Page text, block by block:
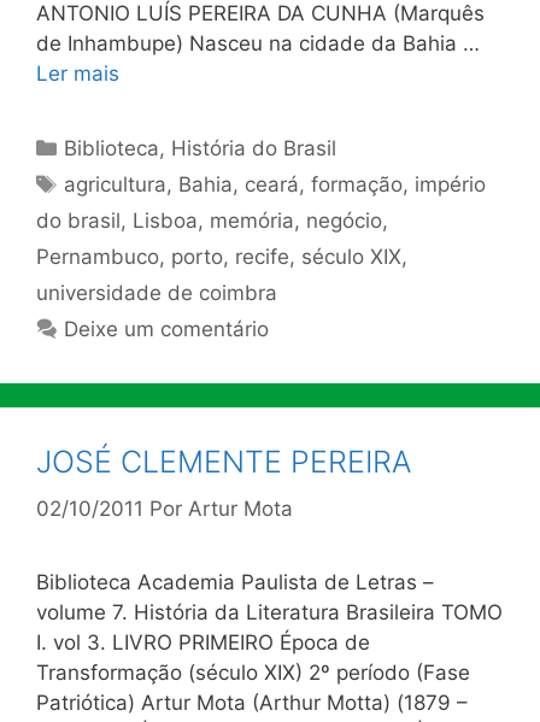
ANTONIO LUÍS PEREIRA DA CUNHA (Marquês
de Inhambupe) Nasceu na cidade da Bahia …
Ler mais
Categorias
Biblioteca, História do Brasil
Tags
agricultura, Bahia, ceará,formação, império
do brasil, Lisboa, memória, negócio,
Pernambuco, porto, recife, século XIX,
universidade de coimbra
Deixe um comentário
JOSÉ CLEMENTE PEREIRA
02/10/2011 Por Artur Mota
Biblioteca Academia Paulista de Letras –
volume 7. História da Literatura Brasileira TOMO
I. vol 3. LIVRO PRIMEIRO Época de
Transformação (século XIX) 2º período (Fase
Patriótica) Artur Mota (Arthur Motta) (1879 –